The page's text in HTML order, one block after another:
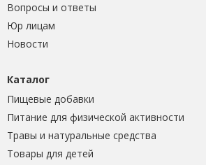
Вопросы и ответы
Юр лицам
Новости
Каталог
Пищевые добавки
Питание для физической активности
Травы и натуральные средства
Товары для детей